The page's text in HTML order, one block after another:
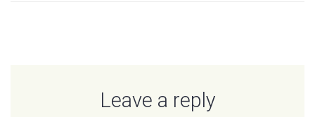
Leave a reply